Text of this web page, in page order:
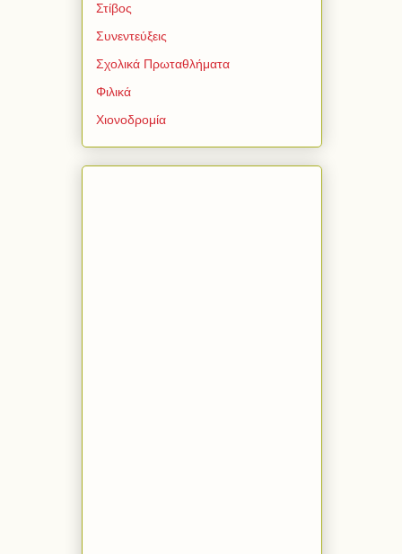
Στίβος
Συνεντεύξεις
Σχολικά Πρωταθλήματα
Φιλικά
Χιονοδρομία